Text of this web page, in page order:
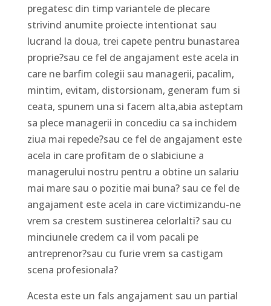
pregatesc din timp variantele de plecare
strivind anumite proiecte intentionat sau
lucrand la doua, trei capete pentru bunastarea
proprie?sau ce fel de angajament este acela in
care ne barfim colegii sau managerii, pacalim,
mintim, evitam, distorsionam, generam fum si
ceata, spunem una si facem alta,abia asteptam
sa plece managerii in concediu ca sa inchidem
ziua mai repede?sau ce fel de angajament este
acela in care profitam de o slabiciune a
managerului nostru pentru a obtine un salariu
mai mare sau o pozitie mai buna? sau ce fel de
angajament este acela in care victimizandu-ne
vrem sa crestem sustinerea celorlalti? sau cu
minciunele credem ca il vom pacali pe
antreprenor?sau cu furie vrem sa castigam
scena profesionala?
Acesta este un fals angajament sau un partial